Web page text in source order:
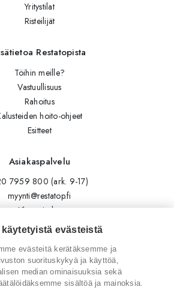
Yritystilat
Risteilijät
Restatopista
Töihin meille?
Vastuullisuus
Rahoitus
hoito-ohjeet
Esitteet
Asiakaspalvelu
7959 800 (ark. 9-17)
myynti@restatop.fi
Yhteystiedot
Lähetä viesti
Seuraa meitä
Tilaa uutiskirje
evästeistä
evästeitä kerätäksemme ja
suorituskykyä ja käyttöä,
median ominaisuuksia sekä
sisältöä ja mainoksia.